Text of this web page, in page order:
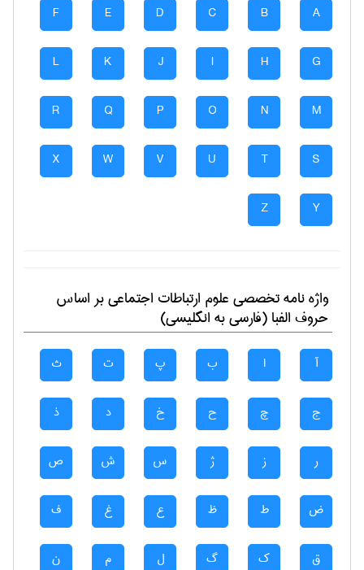
A
B
C
D
E
F
G
H
I
J
K
L
M
N
O
P
Q
R
S
T
U
V
W
X
Y
Z
واژه نامه تخصصیعلوم ارتباطات اجتماعیبر اساس
حروف الفبا (فارسی به انگلیسی)
آ ا ب پ ت ث
ج چ ح خ د ذ
ر ز ژ س ش ص
ض ط ظ ع غ ف
ق ک گ ل م ن